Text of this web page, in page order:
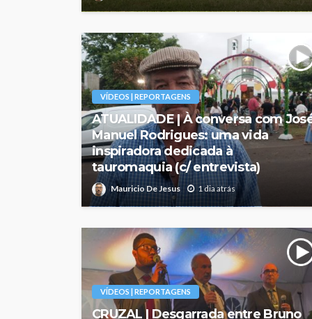
VÍDEOS | REPORTAGENS
ATUALIDADE | À conversa com
Manuel Rodrigues: uma vida
inspiradora dedicada à
tauromaquia (c/ entrevista)
Mauricio De Jesus 1 dia atrás
VÍDEOS | REPORTAGENS
CRUZAL | Desgarrada entre Bruno